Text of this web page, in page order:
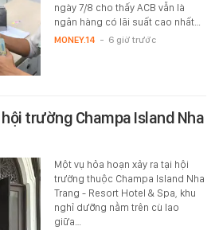
ngày 7/8 cho thấy ACB vẫn là
ngân hàng có lãi suất cao nhất…
MONEY.14 - 6 giờ trước
trường Champa Island Nha
Một vụ hỏa hoạn xảy ra tại hội
trường thuộc Champa Island Nha
Trang - Resort Hotel & Spa, khu
nghỉ dưỡng nằm trên cù lao
giữa…